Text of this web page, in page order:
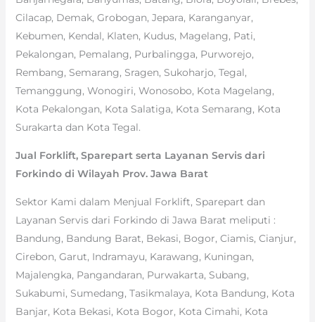
Cilacap, Demak, Grobogan, Jepara, Karanganyar,
Kebumen, Kendal, Klaten, Kudus, Magelang, Pati,
Pekalongan, Pemalang, Purbalingga, Purworejo,
Rembang, Semarang, Sragen, Sukoharjo, Tegal,
Temanggung, Wonogiri, Wonosobo, Kota Magelang,
Kota Pekalongan, Kota Salatiga, Kota Semarang, Kota
Surakarta dan Kota Tegal.
Jual Forklift, Sparepart serta Layanan Servis dari
Forkindo di Wilayah Prov. Jawa Barat
Sektor Kami dalam Menjual Forklift, Sparepart dan
Layanan Servis dari Forkindo di Jawa Barat meliputi :
Bandung, Bandung Barat, Bekasi, Bogor, Ciamis, Cianjur,
Cirebon, Garut, Indramayu, Karawang, Kuningan,
Majalengka, Pangandaran, Purwakarta, Subang,
Sukabumi, Sumedang, Tasikmalaya, Kota Bandung, Kota
Banjar, Kota Bekasi, Kota Bogor, Kota Cimahi, Kota